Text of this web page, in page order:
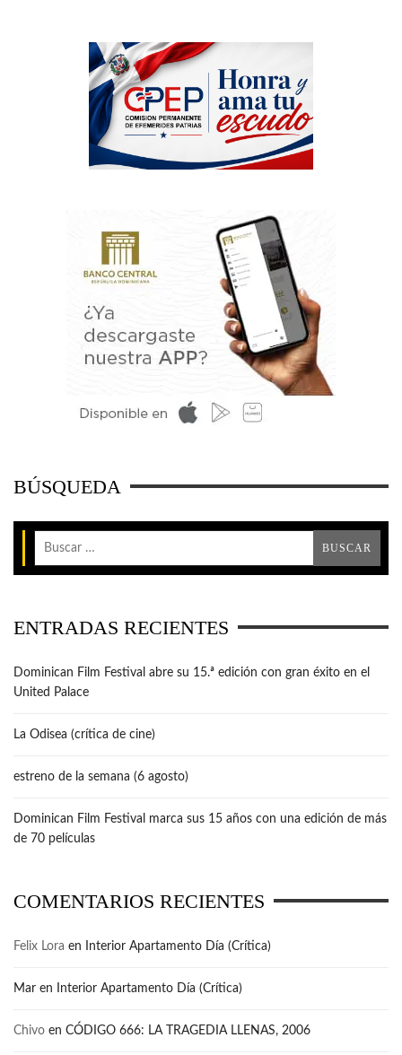
BÚSQUEDA
ENTRADAS RECIENTES
Dominican Film Festival abre su 15.ª edición con gran éxito en el
United Palace
La Odisea (crítica de cine)
estreno de la semana (6 agosto)
Dominican Film Festival marca sus 15 años con una edición de más
de 70 películas
COMENTARIOS RECIENTES
Felix Lora en Interior Apartamento Día (Crítica)
Mar en Interior Apartamento Día (Crítica)
Chivo en CÓDIGO 666: LA TRAGEDIA LLENAS, 2006